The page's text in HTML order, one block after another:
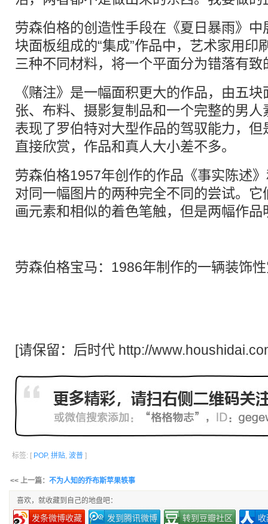
劳森伯格的创造性手段在《夏日暴雨》
块面板组成的“集成”作品中，艺术家用印
三种不同材料，将一个平面分为错落有致
《赌注》是一幅面积更大的作品，由五
张、布料、摄影复制品和一个完整的男
表现了罗伯特对大型作品的驾驭能力，
直接欣赏，作品和真人大小差不多。
劳森伯格1957年创作的作品《事实陈述
对同一幅图片的两种完全不同的尝试。
画元素和相似的着色笔触，但是两幅作品
劳森伯格宝马：1986年制作的一辆装饰
[请保留： 后时代 http://
标签: [ POP, 拼贴, 波普 ]
<< 上一篇： 不为人知的乔布斯苹果轶事
喜欢，就收藏到自己的地盘吧：
发条微博收藏 发到腾讯微博 转到豆瓣社区